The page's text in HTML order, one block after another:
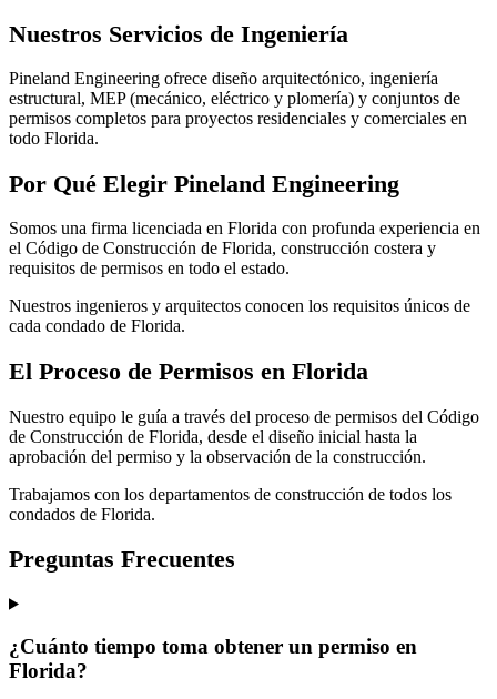
Nuestros Servicios de Ingeniería
Pineland Engineering ofrece diseño arquitectónico, ingeniería
estructural, MEP (mecánico, eléctrico y plomería) y conjuntos de
permisos completos para proyectos residenciales y comerciales en
todo Florida.
Por Qué Elegir Pineland Engineering
Somos una firma licenciada en Florida con profunda experiencia en
el Código de Construcción de Florida, construcción costera y
requisitos de permisos en todo el estado.
Nuestros ingenieros y arquitectos conocen los requisitos únicos de
cada condado de Florida.
El Proceso de Permisos en Florida
Nuestro equipo le guía a través del proceso de permisos del Código
de Construcción de Florida, desde el diseño inicial hasta la
aprobación del permiso y la observación de la construcción.
Trabajamos con los departamentos de construcción de todos los
condados de Florida.
Preguntas Frecuentes
¿Cuánto tiempo toma obtener un permiso en
Florida?